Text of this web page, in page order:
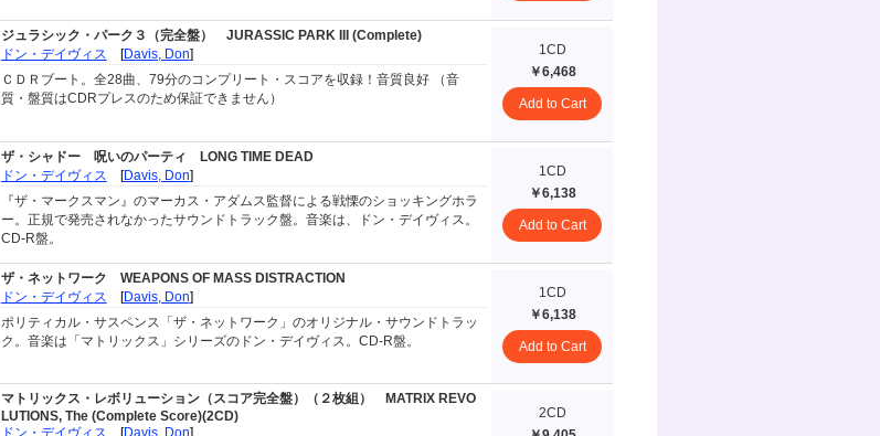
ジュラシック・パーク３（完全盤）
JURASSIC PARK III (Complete)
ドン・デイヴィス [Davis, Don]
ＣＤＲブート。全28曲、79分のコンプリート・スコアを収録！音質良好 （音
質・盤質はCDRプレスのため保証できません）
1CD
￥6,468
Add to Cart
ザ・シャドー 呪いのパーティ
LONG TIME DEAD
ドン・デイヴィス [Davis, Don]
『ザ・マークスマン』のマーカス・アダムス監督による戦慄のショッキングホラ
ー。正規で発売されなかったサウンドトラック盤。音楽は、ドン・デイヴィス。
CD-R盤。
1CD
￥6,138
Add to Cart
ザ・ネットワーク
WEAPONS OF MASS DISTRACTION
ドン・デイヴィス
[Davis, Don]
ポリティカル・サスペンス「ザ・ネットワーク」のオリジナル・サウンドトラッ
ク。音楽は「マトリックス」シリーズのドン・デイヴィス。CD-R盤。
1CD
￥6,138
Add to Cart
マトリックス・レボリューション（スコア完全盤）（２枚組）
MATRIX REVO
LUTIONS, The (Complete Score)(2CD)
ドン・デイヴィス
[Davis, Don]
2CD